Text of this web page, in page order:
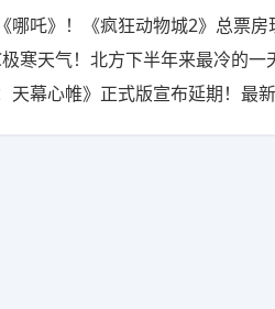
吒》！《疯狂动物城2》总票房现
寒天气！北方下半年来最冷的一
天幕心帷》正式版宣布延期！最新开